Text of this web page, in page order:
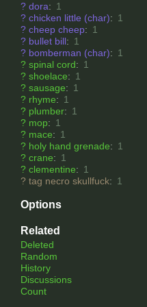
? dora: 1
? chicken little (char): 1
? cheep cheep: 1
? bullet bill: 1
? bomberman (char): 1
? spinal cord: 1
? shoelace: 1
? sausage: 1
? rhyme: 1
? plumber: 1
? mop: 1
? mace: 1
? holy hand grenade: 1
? crane: 1
? clementine: 1
? tag necro skullfuck: 1
Options
Related
Deleted
Random
History
Discussions
Count